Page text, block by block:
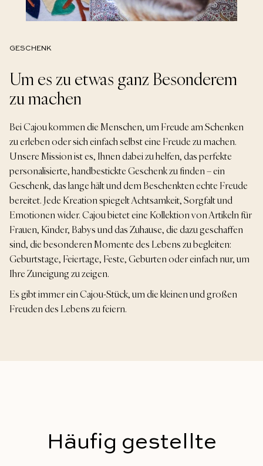
GESCHENK
Um es zu etwas ganz Besonderem
zu machen
Bei Cajou kommen die Menschen, um Freude am Schenken
zu erleben oder sich einfach selbst eine Freude zu machen.
Unsere Mission ist es, Ihnen dabei zu helfen, das perfekte
personalisierte, handbestickte Geschenk zu finden – ein
Geschenk, das lange hält und dem Beschenkten echte Freude
bereitet. Jede Kreation spiegelt Achtsamkeit, Sorgfalt und
Emotionen wider. Cajou bietet eine Kollektion von Artikeln für
Frauen, Kinder, Babys und das Zuhause, die dazu geschaffen
sind, die besonderen Momente des Lebens zu begleiten:
Geburtstage, Feiertage, Feste, Geburten oder einfach nur, um
Ihre Zuneigung zu zeigen.
Es gibt immer ein Cajou-Stück, um die kleinen und großen
Freuden des Lebens zu feiern.
Häufig gestellte